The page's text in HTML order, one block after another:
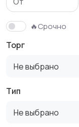
🔥Срочно
Торг
Не выбрано
Тип
Не выбрано